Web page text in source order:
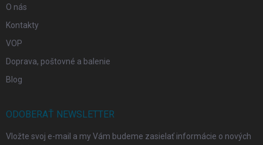
O nás
Kontakty
VOP
Doprava, poštovné a balenie
Blog
ODOBERAŤ NEWSLETTER
Vložte svoj e-mail a my Vám budeme zasielať informácie o nových